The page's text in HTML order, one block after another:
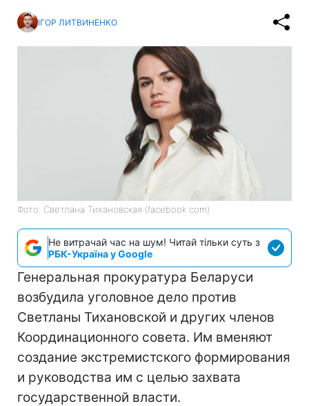
ІГОР ЛИТВИНЕНКО
Фото: Светлана Тихановская (facebook com)
Не витрачай час на шум! Читай тільки суть з
РБК-Україна у Google
Генеральная прокуратура Беларуси
возбудила уголовное дело против
Светланы Тихановской и других членов
Координационного совета. Им вменяют
создание экстремистского формирования
и руководства им с целью захвата
государственной власти.